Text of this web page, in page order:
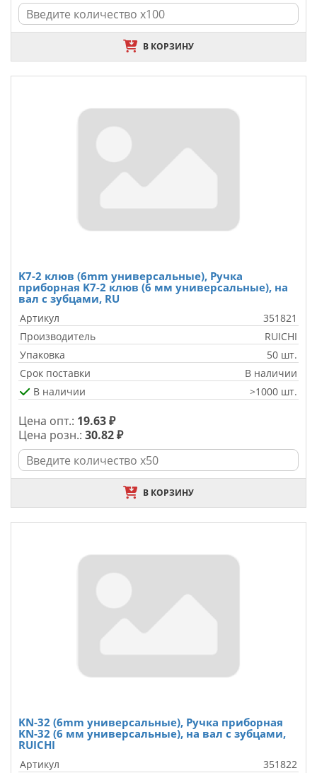
В КОРЗИНУ
K7-2 клюв (6mm универсальные), Ручка
приборная K7-2 клюв (6 мм универсальные), на
вал с зубцами, RU
Артикул
351821
Производитель
RUICHI
Упаковка
50 шт.
Срок поставки
В наличии
В наличии
>1000 шт.
Цена опт.: 19.63 ₽
Цена розн.: 30.82 ₽
В КОРЗИНУ
KN-32 (6mm универсальные), Ручка приборная
KN-32 (6 мм универсальные), на вал с зубцами,
RUICHI
Артикул 351822